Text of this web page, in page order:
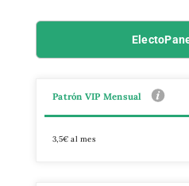
Patrón VIP Mensual
3,5€ al mes